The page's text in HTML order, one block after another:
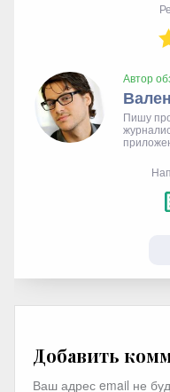
Автор
Пишу
Добавить
Ваш адрес email не